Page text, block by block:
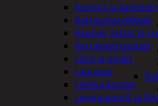
Kannut ja
Kattaustarvikkeet
Kauhat, lastat ja
Kertakäyttöastiat
Lasit ja mukit
Lautaset
Leikkuulaudat
Leivinpaperit ja